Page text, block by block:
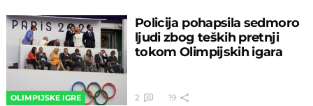
OLIMPIJSKE IGRE
Policija pohapsila sedmoro
ljudi zbog teških pretnji
tokom Olimpijskih igara
2 19